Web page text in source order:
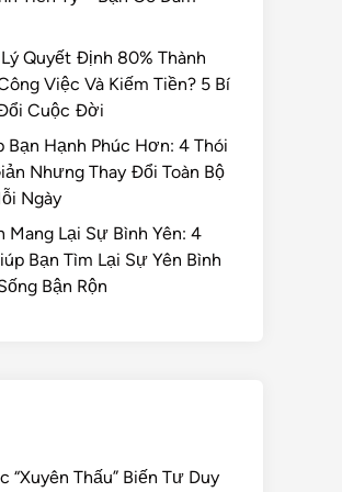
Quyết Định 80% Thành
Việc Và Kiếm Tiền? 5 Bí
Cuộc Đời
Bạn Hạnh Phúc Hơn: 4 Thói
Nhưng Thay Đổi Toàn Bộ
Ngày
Mang Lại Sự Bình Yên: 4
Bạn Tìm Lại Sự Yên Bình
Bận Rộn
“Xuyên Thấu” Biến Tư Duy